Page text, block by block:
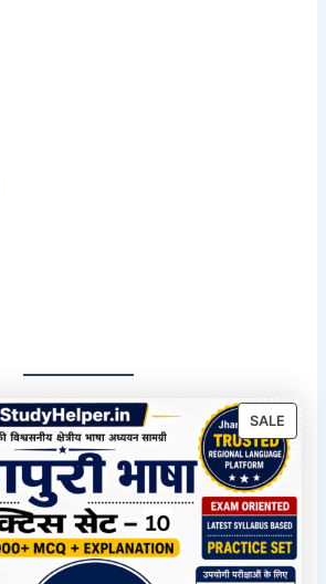
SALE
ON
SALE